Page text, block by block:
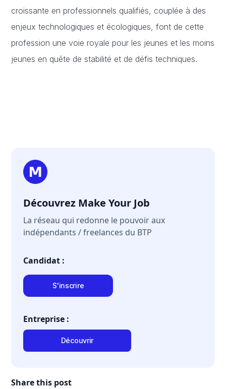
croissante en professionnels qualifiés, couplée à des
enjeux technologiques et écologiques, font de cette
profession une voie royale pour les jeunes et les moins
jeunes en quête de stabilité et de défis techniques.
Découvrez Make Your Job
La réseau qui redonne le pouvoir aux
indépendants / freelances du BTP
Candidat :
S'inscrire
Entreprise :
Découvrir
Share this post